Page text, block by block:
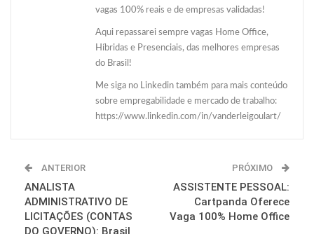
vagas 100% reais e de empresas validadas!
Aqui repassarei sempre vagas Home Office,
Híbridas e Presenciais, das melhores empresas
do Brasil!
Me siga no Linkedin também para mais conteúdo
sobre empregabilidade e mercado de trabalho:
https://www.linkedin.com/in/vanderleigoulart/
ANTERIOR
ANALISTA
ADMINISTRATIVO DE
LICITAÇÕES (CONTAS
DO GOVERNO): Brasil
PRÓXIMO
ASSISTENTE PESSOAL:
Cartpanda Oferece
Vaga 100% Home Office